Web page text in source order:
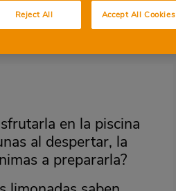
en la piscina
al despertar, la
a prepararla?
Reject All Accept All Cookies